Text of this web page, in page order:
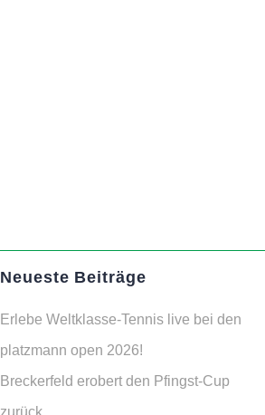
Neueste Beiträge
Erlebe Weltklasse-Tennis live bei den
platzmann open 2026!
Breckerfeld erobert den Pfingst-Cup